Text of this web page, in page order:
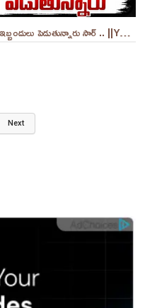
వైసీపీ నాయకులు మా భూమి విషయంలో ఇబ్బందులు పెడుతున్నారు సార్ .. ||YES 9TV
Next